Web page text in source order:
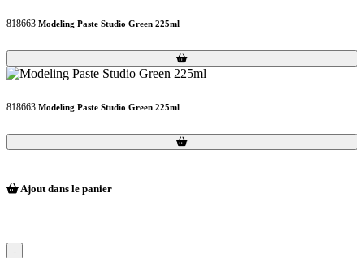
818663 Modeling Paste Studio Green 225ml
Loading...
Loading...
818663 Modeling Paste Studio Green 225ml
Loading...
Loading...
Ajout dans le panier
-